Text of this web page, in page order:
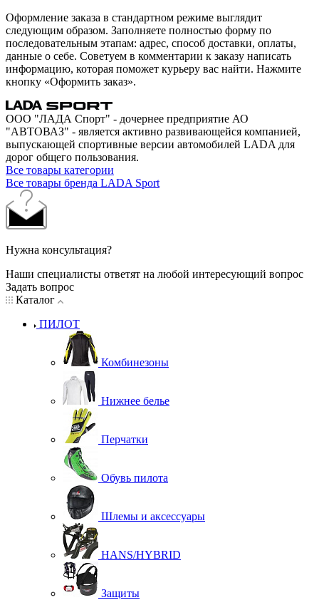
Оформление заказа в стандартном режиме выглядит
следующим образом. Заполняете полностью форму по
последовательным этапам: адрес, способ доставки, оплаты,
данные о себе. Советуем в комментарии к заказу написать
информацию, которая поможет курьеру вас найти. Нажмите
кнопку «Оформить заказ».
ООО "ЛАДА Спорт" - дочернее предприятие АО
"АВТОВАЗ" - является активно развивающейся компанией,
выпускающей спортивные версии автомобилей LADA для
дорог общего пользования.
Все товары категории
Все товары бренда LADA Sport
Нужна консультация?
Наши специалисты ответят на любой интересующий вопрос
Задать вопрос
Каталог
ПИЛОТ
Комбинезоны
Нижнее белье
Перчатки
Обувь пилота
Шлемы и аксессуары
HANS/HYBRID
Защиты